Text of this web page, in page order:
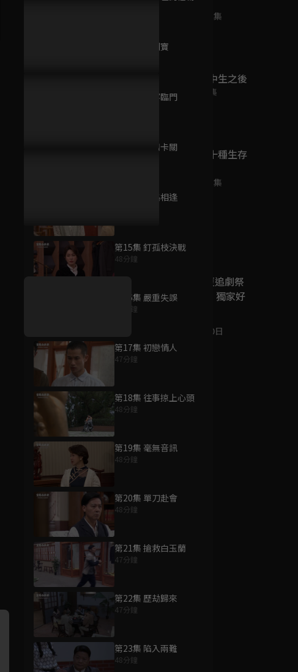
第11集 挖到寶
第12集 貴客臨門
第13集 鈕釦卡關
第14集 狹路相逢
第15集 釘孤枝決戰
48分鐘
第16集 嚴重失誤
48分鐘
第17集 初戀情人
47分鐘
第18集 往事掠上心頭
48分鐘
第19集 毫無音訊
48分鐘
第20集 單刀赴會
48分鐘
第21集 搶救白玉蘭
47分鐘
第22集 歷劫歸來
47分鐘
第23集 陷入兩難
48分鐘
EP301預告｜大川外遇露露姦
已完結 / 共 24 集
死了一個國中生之後
已完結 / 共 4 集
日據時代的十種生存
已完結 / 共 14 集
好康資訊
7/21-8/20，盛夏追劇祭
升級VIP最優惠！獨家好
8月20日